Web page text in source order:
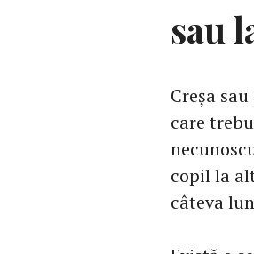
sau
Creșa
care
copil la
câteva